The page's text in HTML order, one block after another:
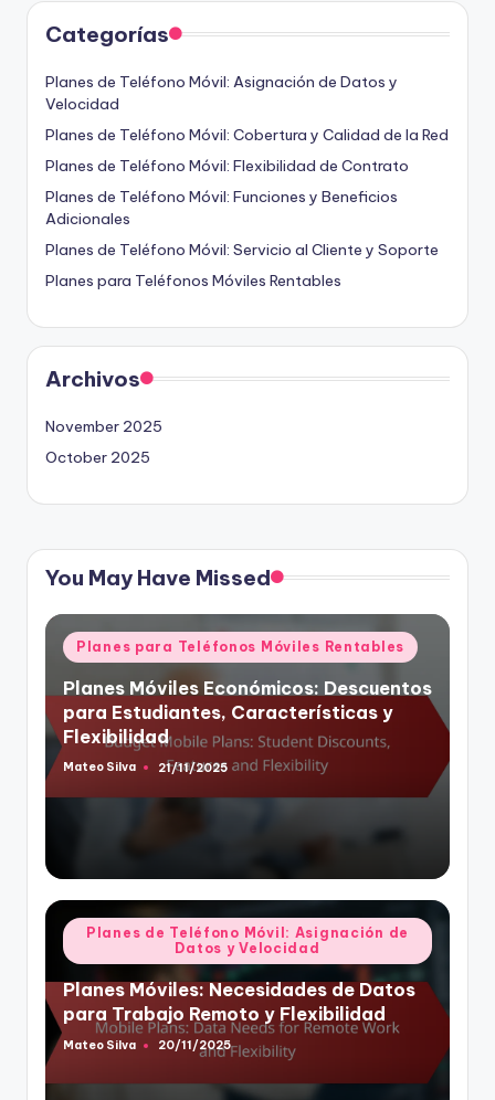
Categorías
Planes de Teléfono Móvil: Asignación de Datos y
Velocidad
Planes de Teléfono Móvil: Cobertura y Calidad de la Red
Planes de Teléfono Móvil: Flexibilidad de Contrato
Planes de Teléfono Móvil: Funciones y Beneficios
Adicionales
Planes de Teléfono Móvil: Servicio al Cliente y Soporte
Planes para Teléfonos Móviles Rentables
Archivos
November 2025
October 2025
You May Have Missed
Posted
in
Planes para Teléfonos Móviles Rentables
Planes Móviles Económicos: Descuentos
para Estudiantes, Características y
Flexibilidad
Posted
Mateo Silva 21/11/2025
Posted
in
Planes de Teléfono Móvil: Asignación de
Datos y Velocidad
Planes Móviles: Necesidades de Datos
para Trabajo Remoto y Flexibilidad
Posted
Mateo Silva 20/11/2025